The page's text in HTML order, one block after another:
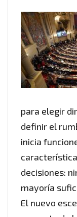
para elegir
definir el
inicia
decisiones:
mayoría
El nuevo